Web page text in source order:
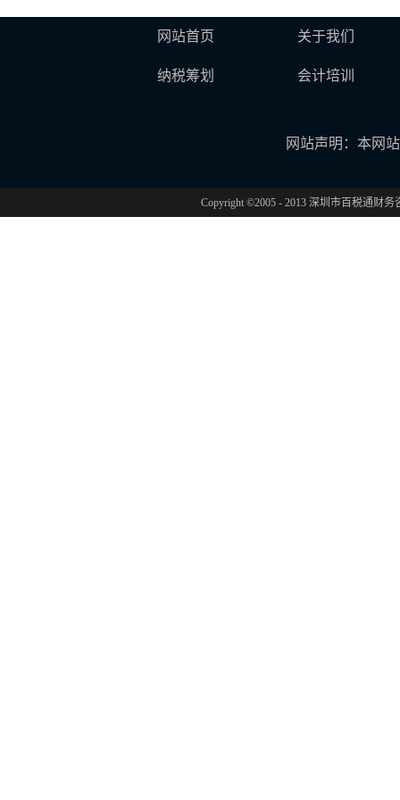
网站首页 关于我们
纳税筹划 会计培训
网站声明：本网
Copyright ©2005 - 2013 深圳市百税通财务